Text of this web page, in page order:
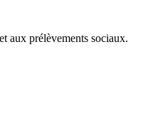
aux prélèvements sociaux.